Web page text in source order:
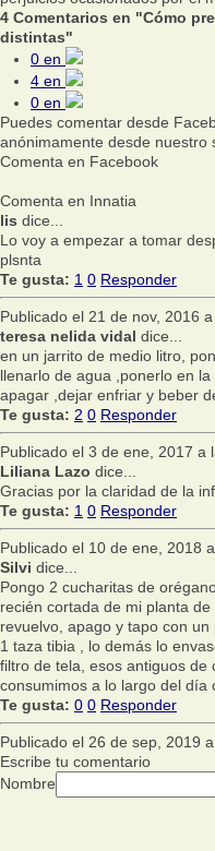
4 Comentarios en "Cómo
distintas"
0 en
4 en
0 en
Puedes comentar desde
anónimamente desde nuestro
Comenta en Facebook
Comenta en Innatia
lis dice...
Lo voy a empezar a tomar
plsnta
Te gusta: 1 0 Responder
Publicado el 21 de nov, 2016
teresa nelida vidal dice...
en un jarrito de medio litro,
llenarlo de agua ,ponerlo en
apagar ,dejar enfriar y beber
Te gusta: 2 0 Responder
Publicado el 3 de ene, 2017 a
Liliana Lazo dice...
Gracias por la claridad de la
Te gusta: 1 0 Responder
Publicado el 10 de ene, 2018
Silvi dice...
Pongo 2 cucharitas de
recién cortada de mi planta
revuelvo, apago y tapo con
1 taza tibia , lo demás lo
filtro de tela, esos antiguos
consumimos a lo largo del día
Te gusta: 0 0 Responder
Publicado el 26 de sep, 2019
Escribe tu comentario
Nombre